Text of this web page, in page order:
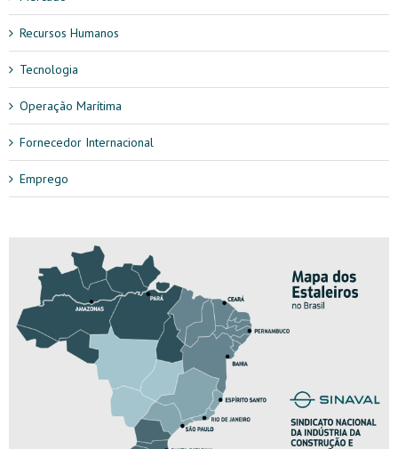
Recursos Humanos
Tecnologia
Operação Marítima
Fornecedor Internacional
Emprego